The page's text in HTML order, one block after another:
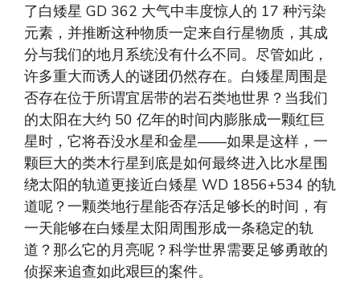
了白矮星 GD 362 大气中丰度惊人的 17 种污染
元素，并推断这种物质一定来自行星物质，其成
分与我们的地月系统没有什么不同。尽管如此，
许多重大而诱人的谜团仍然存在。白矮星周围是
否存在位于所谓宜居带的岩石类地世界？当我们
的太阳在大约 50 亿年的时间内膨胀成一颗红巨
星时，它将吞没水星和金星——如果是这样，一
颗巨大的类木行星到底是如何最终进入比水星围
绕太阳的轨道更接近白矮星 WD 1856+534 的轨
道呢？一颗类地行星能否存活足够长的时间，有
一天能够在白矮星太阳周围形成一条稳定的轨
道？那么它的月亮呢？科学世界需要足够勇敢的
侦探来追查如此艰巨的案件。